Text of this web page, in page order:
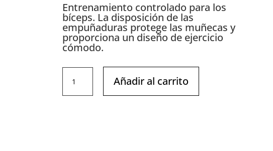
Entrenamiento controlado para los
bíceps. La disposición de las
empuñaduras protege las muñecas y
proporciona un diseño de ejercicio
cómodo.
PLATE
Añadir al carrito